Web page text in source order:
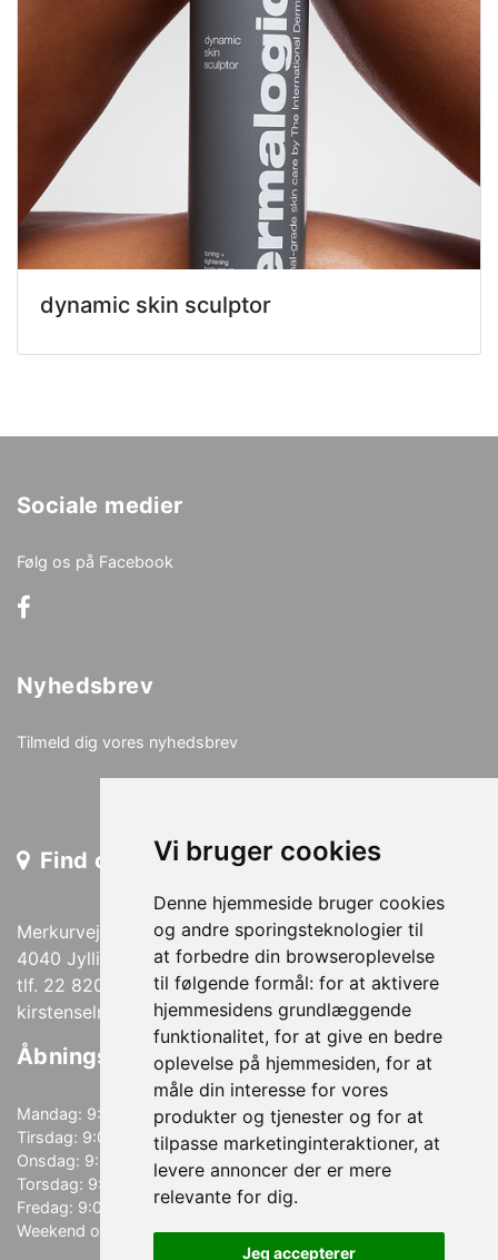
Vi bruger cookies
Denne hjemmeside bruger cookies
og andre sporingsteknologier til
at forbedre din browseroplevelse
til følgende formål: for at aktivere
hjemmesidens grundlæggende
funktionalitet, for at give en bedre
oplevelse på hjemmesiden, for at
måle din interesse for vores
produkter og tjenester og for at
tilpasse marketinginteraktioner, at
levere annoncer der er mere
relevante for dig.
Jeg accepterer
dynamic skin sculptor
Sociale medier
Følg os på Facebook
Nyhedsbrev
Tilmeld dig vores nyhedsbrev
Find os
Merkurvej 13
4040 Jyllinge
tlf. 22 820 820
kirstenselno@gmail.com
Åbningstider
Mandag: 9:00-18:00
Tirsdag: 9:00-18:00
Onsdag: 9:00-19:00
Torsdag: 9:00-18:00
Fredag: 9:00-15:00
Weekend og helligdage: Lukket